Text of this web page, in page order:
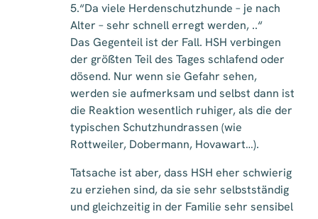
5.“Da viele Herdenschutzhunde – je nach
Alter – sehr schnell erregt werden, ..“
Das Gegenteil ist der Fall. HSH verbingen
der größten Teil des Tages schlafend oder
dösend. Nur wenn sie Gefahr sehen,
werden sie aufmerksam und selbst dann ist
die Reaktion wesentlich ruhiger, als die der
typischen Schutzhundrassen (wie
Rottweiler, Dobermann, Hovawart…).
Tatsache ist aber, dass HSH eher schwierig
zu erziehen sind, da sie sehr selbstständig
und gleichzeitig in der Familie sehr sensibel